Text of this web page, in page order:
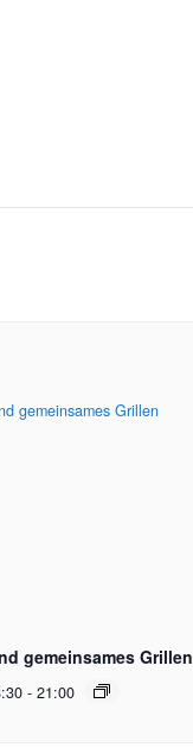
gemeinsames Grillen
- 21:00